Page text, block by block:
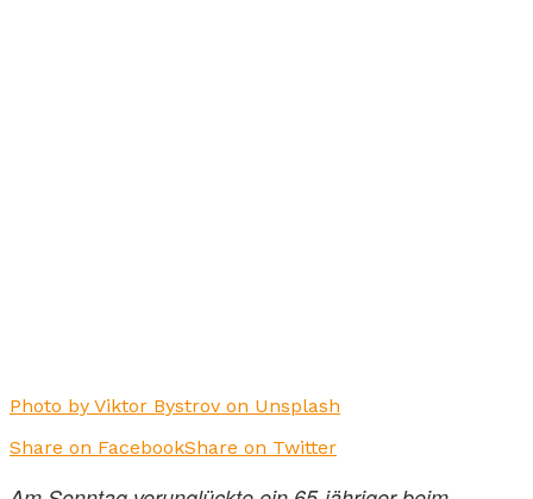
Photo by Viktor Bystrov on Unsplash
Share on FacebookShare on Twitter